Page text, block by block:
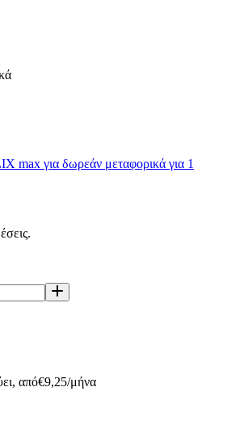
max για δωρεάν μεταφορικά για 1
, από€9,25/μήνα